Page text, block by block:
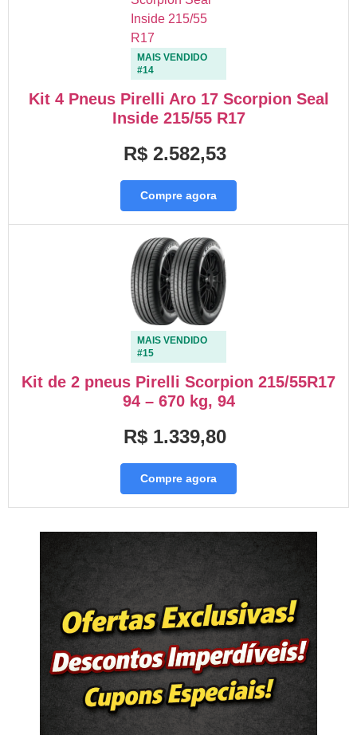
MAIS VENDIDO
#14
Kit 4 Pneus Pirelli Aro 17 Scorpion Seal
Inside 215/55 R17
R$ 2.582,53
Compre agora
MAIS VENDIDO
#15
Kit de 2 pneus Pirelli Scorpion 215/55R17
94 – 670 kg, 94
R$ 1.339,80
Compre agora